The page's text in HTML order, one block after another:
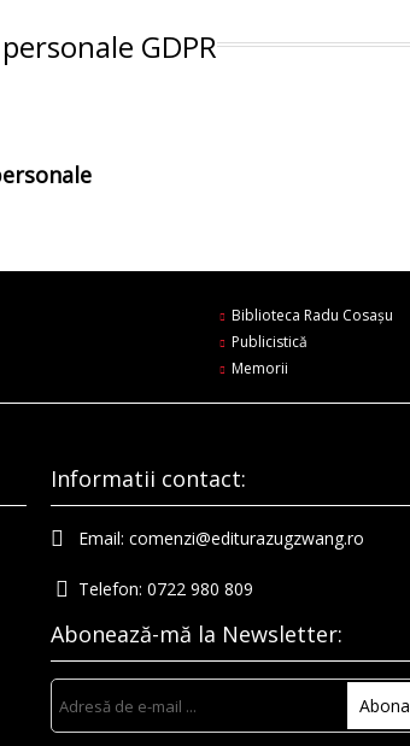
GDPR
Biblioteca Radu Cosaşu
Publicistică
Memorii
Informatii contact:
Email: comenzi@editurazugzwang.ro
Telefon: 0722 980 809
Abonează-mă la Newsletter: